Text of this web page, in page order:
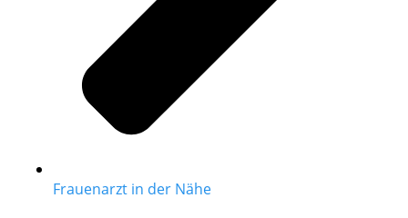
Frauenarzt in der Nähe